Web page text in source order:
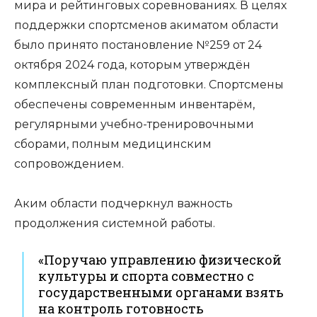
мира и рейтинговых соревнованиях. В целях
поддержки спортсменов акиматом области
было принято постановление №259 от 24
октября 2024 года, которым утверждён
комплексный план подготовки. Спортсмены
обеспечены современным инвентарём,
регулярными учебно-тренировочными
сборами, полным медицинским
сопровождением.
Аким области подчеркнул важность
продолжения системной работы.
«Поручаю управлению физической
культуры и спорта совместно с
государственными органами взять
на контроль готовность